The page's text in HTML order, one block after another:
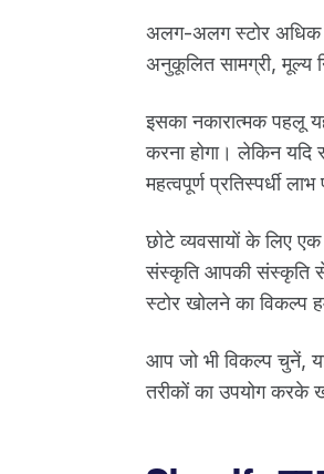
अलग-अलग स्टोर अधिक
अनुकूलित सामग्री, मूल्य
इसका नकारात्मक पहलू
करना होगा। लेकिन यदि
महत्वपूर्ण प्रतिस्पर्धी
छोटे व्यवसायों के लिए एक
संस्कृति आपकी संस्कृति
स्टोर खोलने का विकल्प
आप जो भी विकल्प चुनें,
तरीकों का उपयोग करके